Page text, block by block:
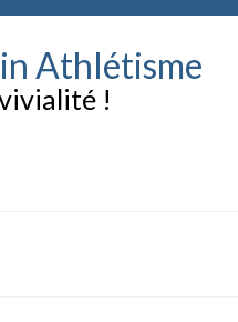
Athlétisme
!